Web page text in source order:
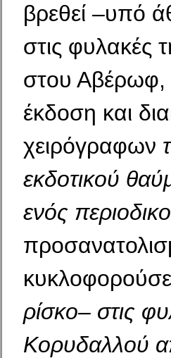
βρεθεί –υπό
στις φυλακές
στου Αβέρωφ,
έκδοση και
χειρόγραφων
εκδοτικού
ενός
κυκλοφορούσε
ρίσκο– στις
Κορυδαλλού